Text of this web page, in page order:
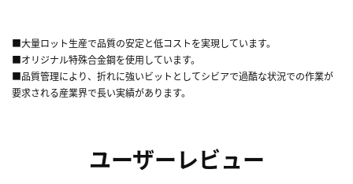
■大量ロット生産で品質の安定と低コストを実現しています。
■オリジナル特殊合金鋼を使用しています。
■品質管理により、折れに強いビットとしてシビアで過酷な状況での作業が
要求される産業界で長い実績があります。
ユーザーレビュー